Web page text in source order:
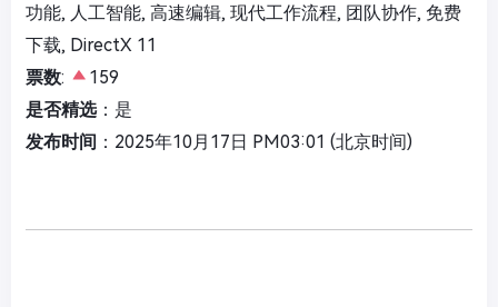
功能, 人工智能, 高速编辑, 现代工作流程, 团队协作, 免费
下载, DirectX 11
票数:
159
是否精选：是
发布时间 ：2025年10月17日 PM03:01 (北京时间)